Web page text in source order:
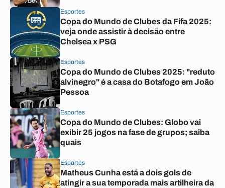
Esportes
Copa do Mundo de Clubes da Fifa 2025:
veja onde assistir à decisão entre
Chelsea x PSG
Esportes
Copa do Mundo de Clubes 2025: "reduto
alvinegro" é a casa do Botafogo em João
Pessoa
Esportes
Copa do Mundo de Clubes: Globo vai
exibir 25 jogos na fase de grupos; saiba
quais
Esportes
Matheus Cunha está a dois gols de
atingir a sua temporada mais artilheira da